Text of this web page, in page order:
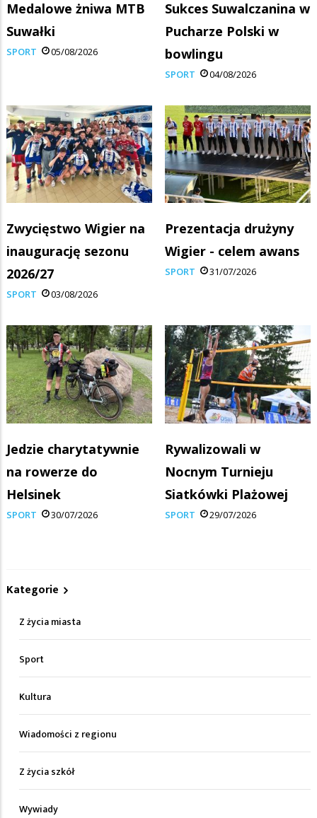
Medalowe żniwa MTB
Suwałki
SPORT 05/08/2026
Sukces Suwalczanina w
Pucharze Polski w
bowlingu
SPORT 04/08/2026
Zwycięstwo Wigier na
inaugurację sezonu
2026/27
SPORT 03/08/2026
Prezentacja drużyny
Wigier - celem awans
SPORT 31/07/2026
Jedzie charytatywnie
na rowerze do
Helsinek
SPORT 30/07/2026
Rywalizowali w
Nocnym Turnieju
Siatkówki Plażowej
SPORT 29/07/2026
Kategorie
Z życia miasta
Sport
Kultura
Wiadomości z regionu
Z życia szkół
Wywiady